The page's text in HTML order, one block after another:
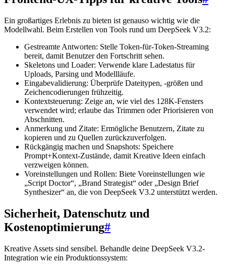
Ein großartiges Erlebnis zu bieten ist genauso wichtig wie die
Modellwahl. Beim Erstellen von Tools rund um DeepSeek V3.2:
Gestreamte Antworten: Stelle Token-für-Token-Streaming
bereit, damit Benutzer den Fortschritt sehen.
Skeletons und Loader: Verwende klare Ladestatus für
Uploads, Parsing und Modellläufe.
Eingabevalidierung: Überprüfe Dateitypen, -größen und
Zeichencodierungen frühzeitig.
Kontextsteuerung: Zeige an, wie viel des 128K-Fensters
verwendet wird; erlaube das Trimmen oder Priorisieren von
Abschnitten.
Anmerkung und Zitate: Ermögliche Benutzern, Zitate zu
kopieren und zu Quellen zurückzuverfolgen.
Rückgängig machen und Snapshots: Speichere
Prompt+Kontext-Zustände, damit Kreative Ideen einfach
verzweigen können.
Voreinstellungen und Rollen: Biete Voreinstellungen wie
„Script Doctor“, „Brand Strategist“ oder „Design Brief
Synthesizer“ an, die von DeepSeek V3.2 unterstützt werden.
Sicherheit, Datenschutz und
Kostenoptimierung#
Kreative Assets sind sensibel. Behandle deine DeepSeek V3.2-
Integration wie ein Produktionssystem: